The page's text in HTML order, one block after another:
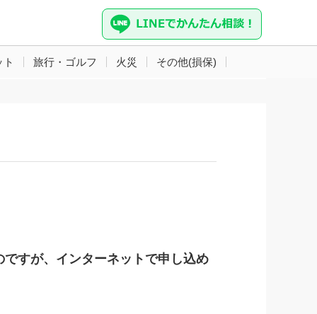
ト 旅行・ゴルフ 火災 その他(損保)
すが、インターネットで申し込め